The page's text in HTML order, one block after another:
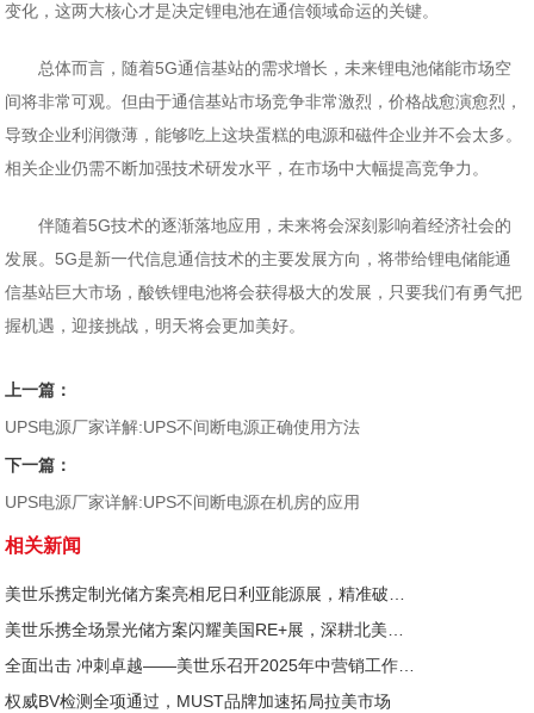
变化，这两大核心才是决定锂电池在通信领域命运的关键。
总体而言，随着5G通信基站的需求增长，未来锂电池储能市场空
间将非常可观。但由于通信基站市场竞争非常激烈，价格战愈演愈烈，
导致企业利润微薄，能够吃上这块蛋糕的电源和磁件企业并不会太多。
相关企业仍需不断加强技术研发水平，在市场中大幅提高竞争力。
伴随着5G技术的逐渐落地应用，未来将会深刻影响着经济社会的
发展。5G是新一代信息通信技术的主要发展方向，将带给锂电储能通
信基站巨大市场，酸铁锂电池将会获得极大的发展，只要我们有勇气把
握机遇，迎接挑战，明天将会更加美好。
上一篇：
UPS电源厂家详解:UPS不间断电源正确使用方法
下一篇：
UPS电源厂家详解:UPS不间断电源在机房的应用
相关新闻
美世乐携定制光储方案亮相尼日利亚能源展，精准破解西非用电难题
美世乐携全场景光储方案闪耀美国RE+展，深耕北美赋能零碳转型
全面出击 冲刺卓越——美世乐召开2025年中营销工作会议
权威BV检测全项通过，MUST品牌加速拓局拉美市场